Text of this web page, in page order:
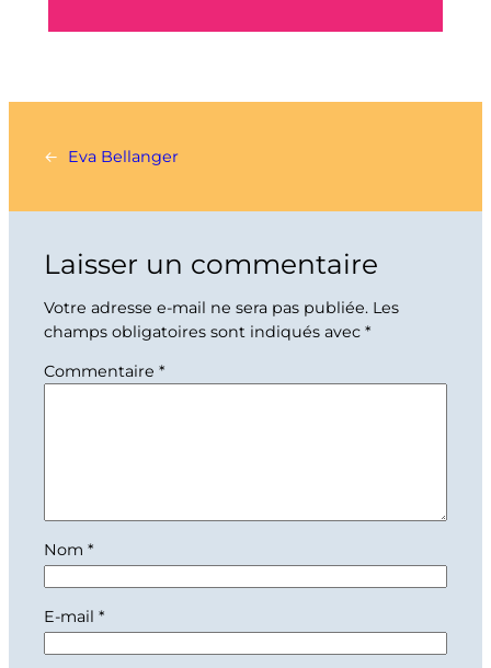
← Eva Bellanger
Laisser un commentaire
Votre adresse e-mail ne sera pas publiée. Les
champs obligatoires sont indiqués avec *
Commentaire *
Nom *
E-mail *